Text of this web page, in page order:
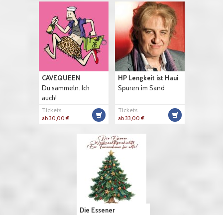
CAVEQUEEN
Du sammeln. Ich
auch!
Tickets
ab 30,00 €
HP Lengkeit ist Haui
Spuren im Sand
Tickets
ab 33,00 €
Die Essener